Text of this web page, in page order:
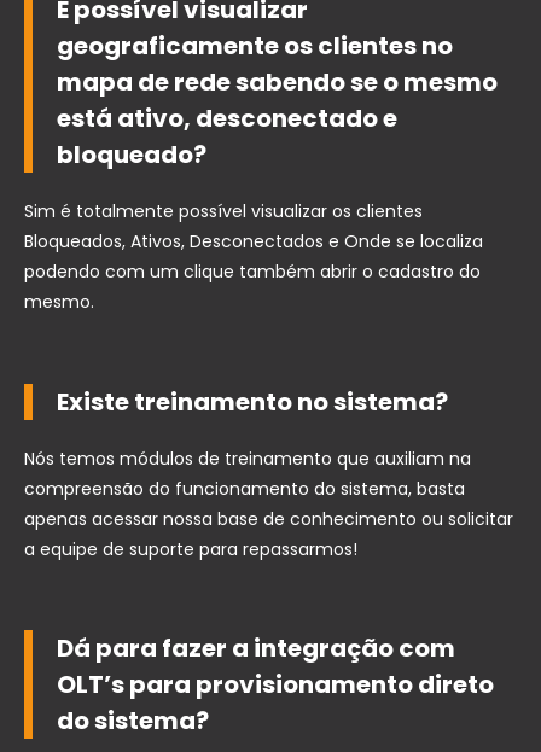
É possível visualizar
geograficamente os clientes no
mapa de rede sabendo se o mesmo
está ativo, desconectado e
bloqueado?
Sim é totalmente possível visualizar os clientes
Bloqueados, Ativos, Desconectados e Onde se localiza
podendo com um clique também abrir o cadastro do
mesmo.
Existe treinamento no sistema?
Nós temos módulos de treinamento que auxiliam na
compreensão do funcionamento do sistema, basta
apenas acessar nossa base de conhecimento ou solicitar
a equipe de suporte para repassarmos!
Dá para fazer a integração com
OLT’s para provisionamento direto
do sistema?